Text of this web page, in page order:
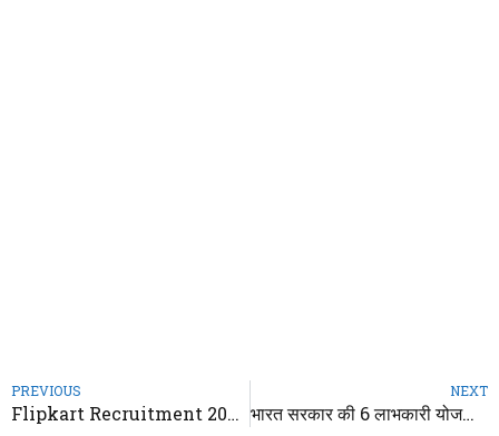
PREVIOUS
Flipkart Recruitment 2026 – Notification Out for Freshers Jobs
NEXT
भारत सरकार की 6 लाभकारी योजनाएँ महिलाओं के लिए 2026